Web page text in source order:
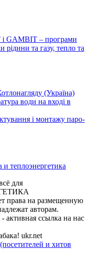
GAMBIT – програми
рідини та газу, тепло та
(Україна)
води на вході в
і монтажу паро-
теплоэнергетика
для
права на размещенную
авторам.
активная ссылка на нас
ukr.net